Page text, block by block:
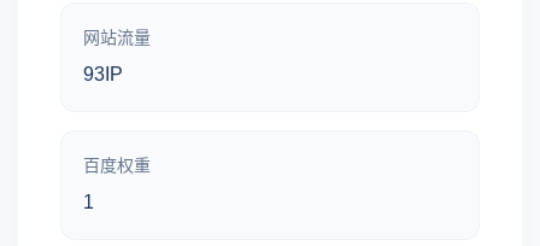
网站流量
93IP
百度权重
1